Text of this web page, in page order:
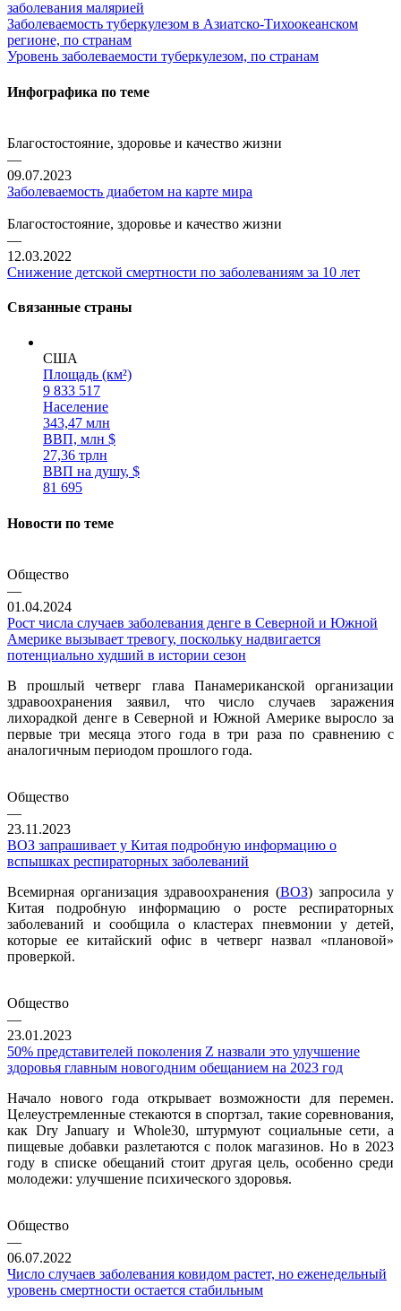
заболевания малярией
Заболеваемость туберкулезом в Азиатско-Тихоокеанском
регионе, по странам
Уровень заболеваемости туберкулезом, по странам
Инфографика по теме
Благостостояние, здоровье и качество жизни
—
09.07.2023
Заболеваемость диабетом на карте мира
Благостостояние, здоровье и качество жизни
—
12.03.2022
Снижение детской смертности по заболеваниям за 10 лет
Связанные страны
США
Площадь (км²)
9 833 517
Население
343,47 млн
ВВП, млн $
27,36 трлн
ВВП на душу, $
81 695
Новости по теме
Общество
—
01.04.2024
Рост числа случаев заболевания денге в Северной и Южной
Америке вызывает тревогу, поскольку надвигается
потенциально худший в истории сезон
В прошлый четверг глава Панамериканской организации
здравоохранения заявил, что число случаев заражения
лихорадкой денге в Северной и Южной Америке выросло за
первые три месяца этого года в три раза по сравнению с
аналогичным периодом прошлого года.
Общество
—
23.11.2023
ВОЗ запрашивает у Китая подробную информацию о
вспышках респираторных заболеваний
Всемирная организация здравоохранения (ВОЗ) запросила у
Китая подробную информацию о росте респираторных
заболеваний и сообщила о кластерах пневмонии у детей,
которые ее китайский офис в четверг назвал «плановой»
проверкой.
Общество
—
23.01.2023
50% представителей поколения Z назвали это улучшение
здоровья главным новогодним обещанием на 2023 год
Начало нового года открывает возможности для перемен.
Целеустремленные стекаются в спортзал, такие соревнования,
как Dry January и Whole30, штурмуют социальные сети, а
пищевые добавки разлетаются с полок магазинов. Но в 2023
году в списке обещаний стоит другая цель, особенно среди
молодежи: улучшение психического здоровья.
Общество
—
06.07.2022
Число случаев заболевания ковидом растет, но еженедельный
уровень смертности остается стабильным